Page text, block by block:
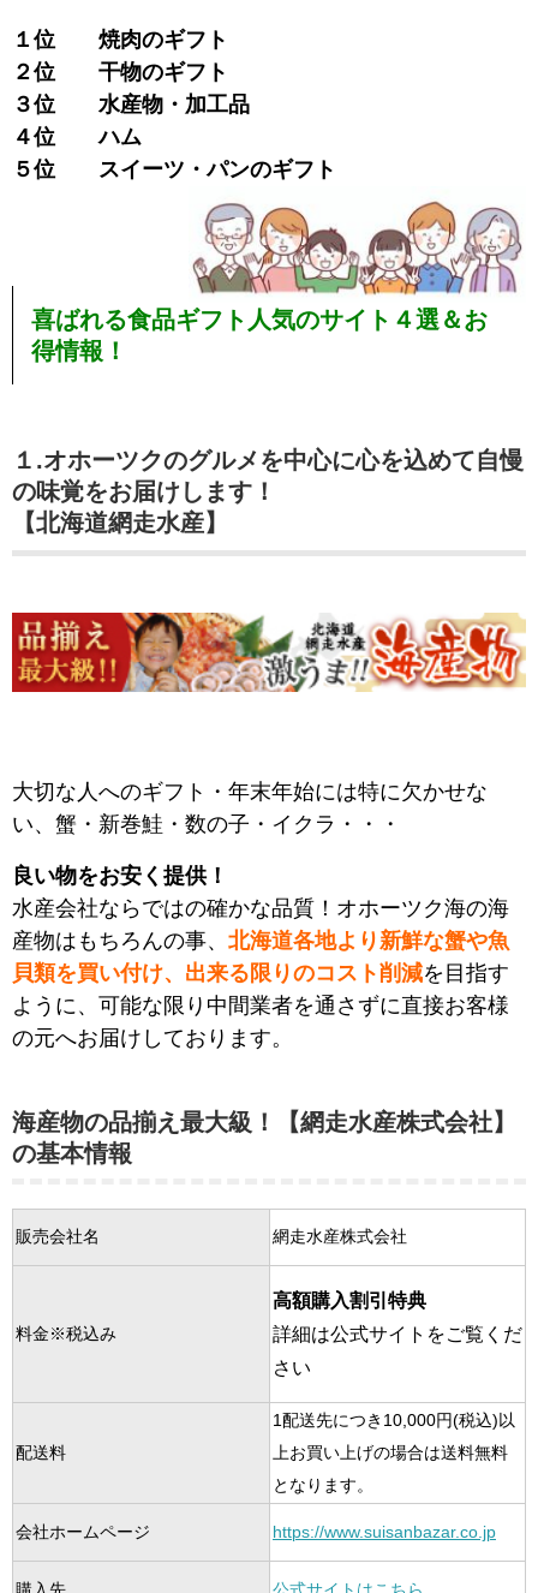
１位 焼肉のギフト
２位 干物のギフト
３位 水産物・加工品
４位 ハム
５位 スイーツ・パンのギフト
喜ばれる食品ギフト人気のサイト４選＆お
得情報！
１.オホーツクのグルメを中心に心を込めて自慢
の味覚をお届けします！
【北海道網走水産】
大切な人へのギフト・年末年始には特に欠かせな
い、蟹・新巻鮭・数の子・イクラ・・・
良い物をお安く提供！
水産会社ならではの確かな品質！オホーツク海の海
産物はもちろんの事、 北海道各地より新鮮な蟹や魚
貝類を買い付け、出来る限りのコスト削減を目指す
ように、可能な限り中間業者を通さずに直接お客様
の元へお届けしております。
海産物の品揃え最大級！【網走水産株式会社】
の基本情報
販売会社名 網走水産株式会社
料金※税込み
高額購入割引特典
詳細は公式サイトをご覧くだ
さい
配送料
1配送先につき10,000円(税込)以
上お買い上げの場合は送料無料
となります。
会社ホームページ https://www.suisanbazar.co.jp